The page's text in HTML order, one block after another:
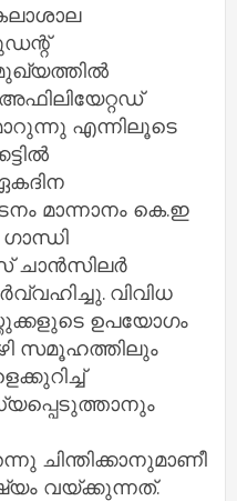
എന്നിലൂടെ
മാന്നാനം കെ.ഇ
ചാൻസിലർ
വിവിധ
ഉപയോഗം
സമൂഹത്തിലും
ചിന്തിക്കാനുമാണീ
വയ്ക്കുന്നത്.